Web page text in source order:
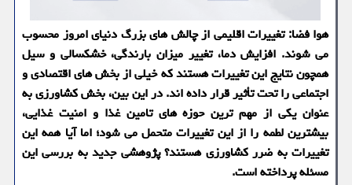
هوا فضا: تغییرات اقلیمی از چالش های بزرگ دنیای امروز محسوب
می شوند. افزایش دما، تغییر میزان بارندگی، خشکسالی و سیل
همچون نتایج این تغییرات هستند که خیلی از بخش های اقتصادی و
اجتماعی را تحت تأثیر قرار داده اند. در این بین، بخش کشاورزی به
عنوان یکی از مهم ترین حوزه های تامین غذا و امنیت غذایی،
بیشترین لطمه را از این تغییرات متحمل می شود؛ اما آیا همه این
تغییرات به ضرر کشاورزی هستند؟ پژوهشی جدید به بررسی این
مسئله پرداخته است.